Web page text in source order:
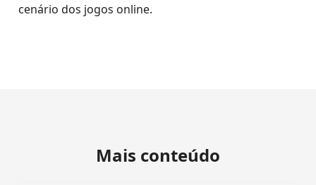
cenário dos jogos online.
Mais conteúdo